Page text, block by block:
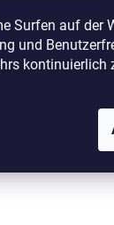
Surfen auf der
und
kontinuierlich